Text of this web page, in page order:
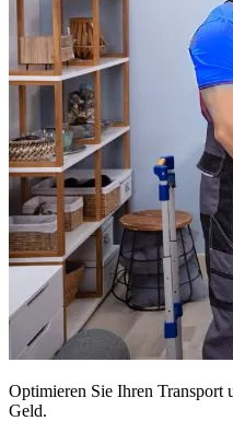
Optimieren Sie Ihren Transport
Geld.